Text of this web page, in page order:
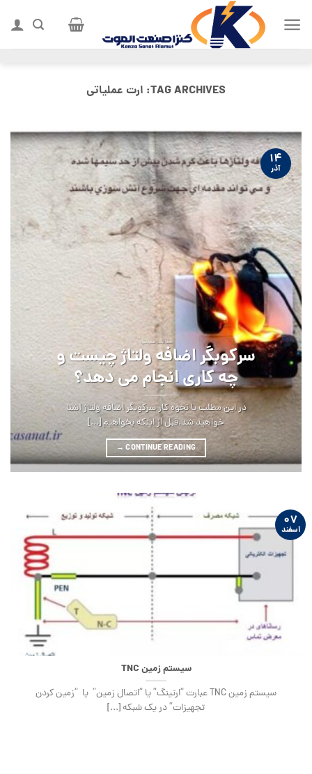
TAG ARCHIVES: ارت عملیاتی
مقالات عمومی
سرکوبگر اضافه ولتاژ چیست و
چه کاری انجام می ‏دهد؟
در این مطلب با نحوه کار سرکوبگر اضافه ولتاژ آشنا
خواهید شد.قبل از اینکه بخواهیم [...]
CONTINUE READING
→
۱۴
آذر
سیستم زمین TNC
سیستم زمین TNC عبارت “ارتینگ” یا “اتصال زمین” یا “زمین کردن
تجهیزات” در یک شبکه [...]
۰۷
اسفند